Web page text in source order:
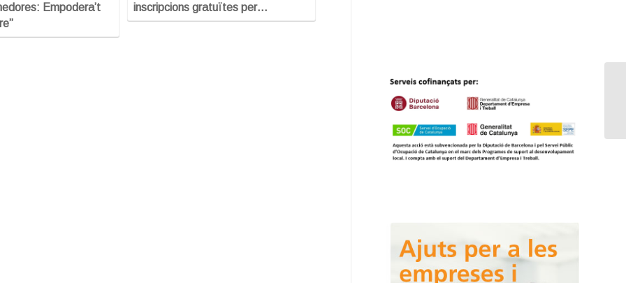
Empodera’t
inscripcions gratuïtes per…